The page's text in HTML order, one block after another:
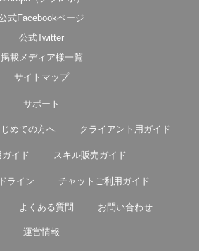
式Facebookページ
公式Twitter
掲載メディア様一覧
サイトマップ
サポート
めての方へ クライアント用ガイド
イド スキル販売ガイド
ライン チャットご利用ガイド
よくある質問 お問い合わせ
運営情報